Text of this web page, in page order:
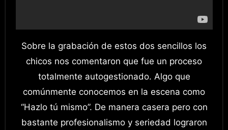
Sobre la grabación de estos dos sencillos los
chicos nos comentaron que fue un proceso
totalmente autogestionado. Algo que
comúnmente conocemos en la escena como
“Hazlo tú mismo”. De manera casera pero con
bastante profesionalismo y seriedad lograron